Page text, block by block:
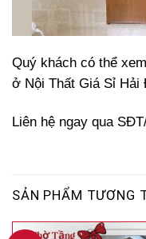
Quý khách có thể
ở Nội Thất Giá Sỉ Hải
Liên hệ ngay qua
SẢN PHẨM TƯƠNG